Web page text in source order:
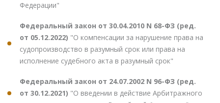
Федерации"
Федеральный закон от 30.04.2010 N 68-ФЗ (ред.
от 05.12.2022) "О компенсации за нарушение права на
судопроизводство в разумный срок или права на
исполнение судебного акта в разумный срок"
Федеральный закон от 24.07.2002 N 96-ФЗ (ред.
от 30.12.2021) "О введении в действие Арбитражного